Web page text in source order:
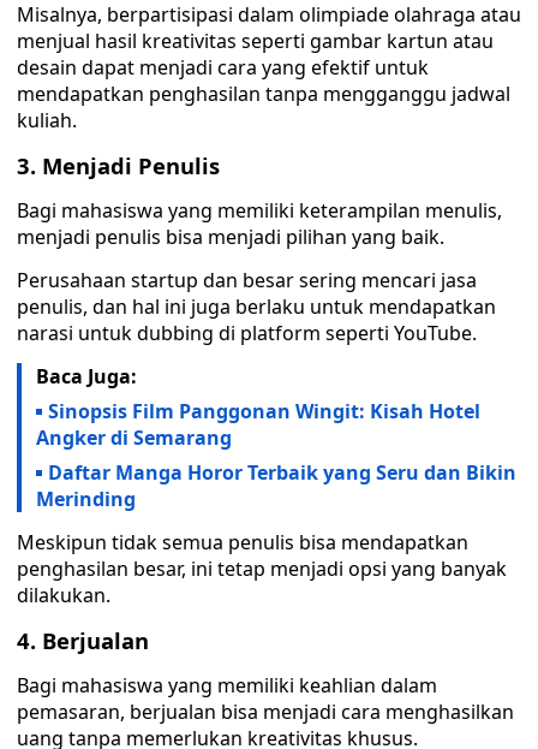
Misalnya, berpartisipasi dalam olimpiade olahraga atau
menjual hasil kreativitas seperti gambar kartun atau
desain dapat menjadi cara yang efektif untuk
mendapatkan penghasilan tanpa mengganggu jadwal
kuliah.
3. Menjadi Penulis
Bagi mahasiswa yang memiliki keterampilan menulis,
menjadi penulis bisa menjadi pilihan yang baik.
Perusahaan startup dan besar sering mencari jasa
penulis, dan hal ini juga berlaku untuk mendapatkan
narasi untuk dubbing di platform seperti YouTube.
Baca Juga:
Sinopsis Film Panggonan Wingit: Kisah Hotel
Angker di Semarang
Daftar Manga Horor Terbaik yang Seru dan Bikin
Merinding
Meskipun tidak semua penulis bisa mendapatkan
penghasilan besar, ini tetap menjadi opsi yang banyak
dilakukan.
4. Berjualan
Bagi mahasiswa yang memiliki keahlian dalam
pemasaran, berjualan bisa menjadi cara menghasilkan
uang tanpa memerlukan kreativitas khusus.